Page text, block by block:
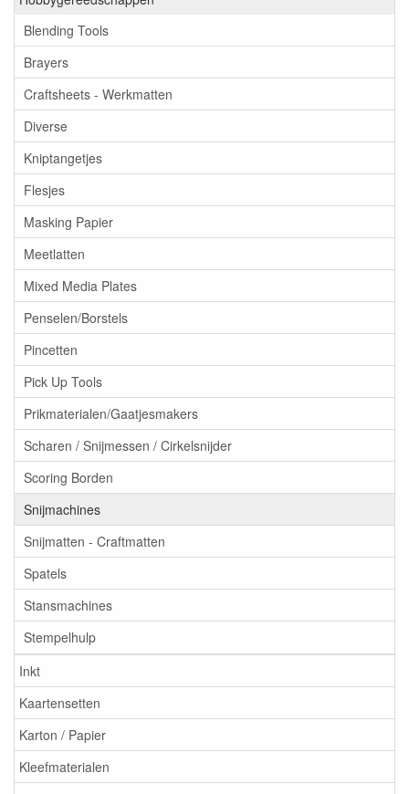
Blending Tools
Brayers
Craftsheets - Werkmatten
Diverse
Kniptangetjes
Flesjes
Masking Papier
Meetlatten
Mixed Media Plates
Penselen/Borstels
Pincetten
Pick Up Tools
Prikmaterialen/Gaatjesmakers
Scharen / Snijmessen / Cirkelsnijder
Scoring Borden
Snijmachines
Snijmatten - Craftmatten
Spatels
Stansmachines
Stempelhulp
Inkt
Kaartensetten
Karton / Papier
Kleefmaterialen